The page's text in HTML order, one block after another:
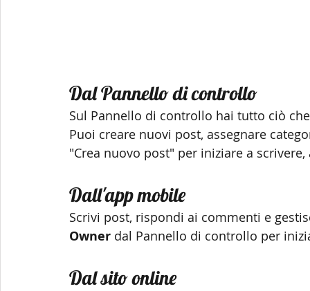
Dal Pannello di controllo
Sul Pannello di controllo hai tutto ciò
Puoi creare nuovi post, assegnare
"Crea nuovo post" per iniziare a
Dall'app mobile
Scrivi post, rispondi ai commenti e
Owner dal Pannello di controllo per
Dal sito online